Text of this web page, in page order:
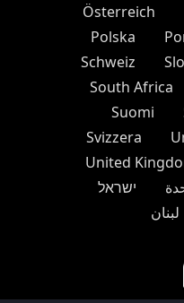
Österreich
Polska
Schweiz
South Africa
Suomi
Svizzera
United
ישראל
لبنان